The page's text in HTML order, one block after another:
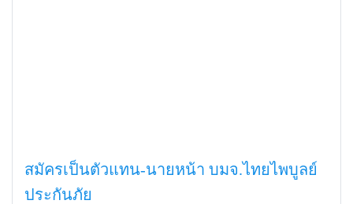
สมัครเป็นตัวแทน-นายหน้า บมจ.ไทยไพบูลย์
ประกันภัย